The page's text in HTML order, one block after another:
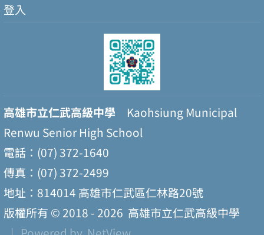
登入
高雄市立仁武高級中學 Kaohsiung Municipal
Renwu Senior High School
電話：(07) 372-1640
傳真：(07) 372-2499
地址：814014 高雄市仁武區仁林路20號
版權所有 © 2018 - 2026 高雄市立仁武高級中學